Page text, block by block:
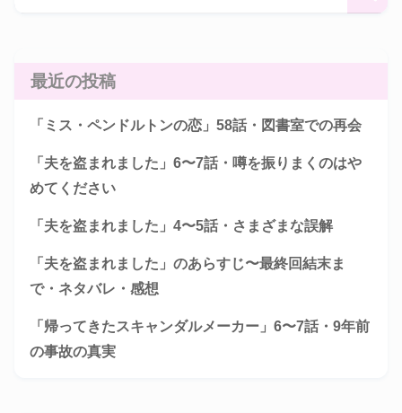
最近の投稿
「ミス・ペンドルトンの恋」58話・図書室での再会
「夫を盗まれました」6〜7話・噂を振りまくのはや
めてください
「夫を盗まれました」4〜5話・さまざまな誤解
「夫を盗まれました」のあらすじ〜最終回結末ま
で・ネタバレ・感想
「帰ってきたスキャンダルメーカー」6〜7話・9年前
の事故の真実